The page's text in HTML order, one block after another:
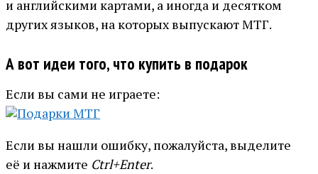
и английскими картами, а иногда и десятком
других языков, на которых выпускают МТГ.
А вот идеи того, что купить в подарок
Если вы сами не играете:
Если вы нашли ошибку, пожалуйста, выделите
её и нажмите Ctrl+Enter.